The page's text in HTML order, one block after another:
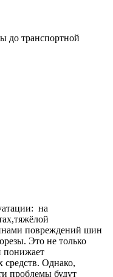
до транспортной
на
повреждений шин
Это не только
понижает
средств. Однако,
проблемы будут